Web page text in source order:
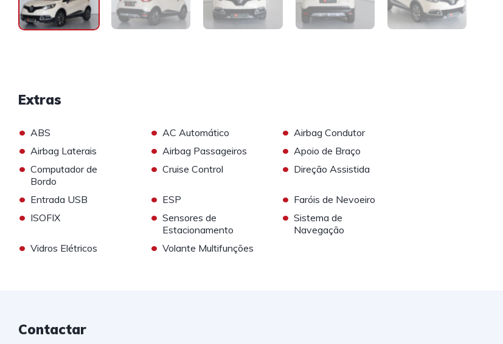
Extras
• ABS • AC Automático • Airbag Condutor
• Airbag Laterais • Airbag Passageiros • Apoio de Braço
• Computador de
Bordo
• Cruise Control • Direção Assistida
• Entrada USB • ESP • Faróis de Nevoeiro
• ISOFIX • Sensores de
Estacionamento
• Sistema de
Navegação
• Vidros Elétricos • Volante Multifunções
Contactar